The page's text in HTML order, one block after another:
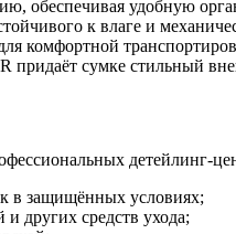
обеспечивая удобную
к влаге и
комфортной
придаёт сумке стильный
детейлинг-
в защищённых условиях;
других средств ухода;